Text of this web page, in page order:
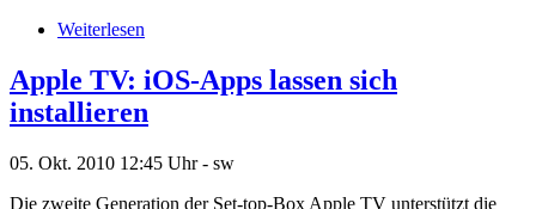
Weiterlesen
Apple TV: iOS-Apps lassen sich
installieren
05. Okt. 2010 12:45 Uhr - sw
Die zweite Generation der Set-top-Box Apple TV unterstützt die